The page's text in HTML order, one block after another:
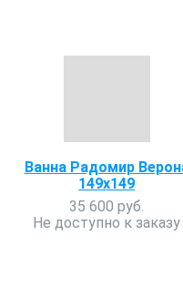
Ванна Радомир
149х149
35 600 руб.
Не доступно к заказу